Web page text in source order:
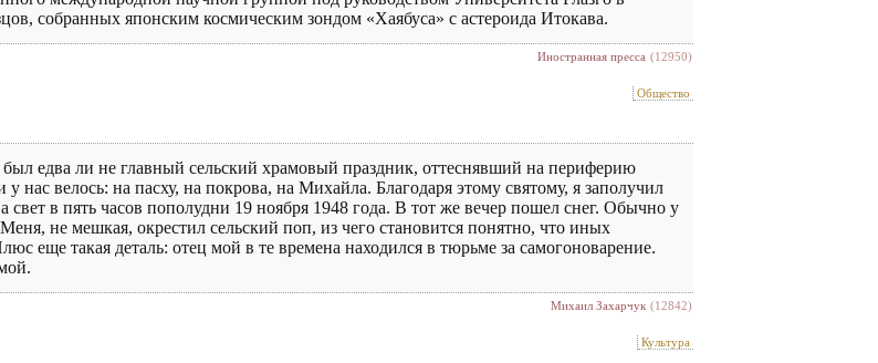
собранных японским космическим зондом «Хаябуса» с астероида Итокава.
Иностранная пресса (12950)
Общество
едва ли не главный сельский храмовый праздник, оттеснявший на периферию
нас велось: на пасху, на покрова, на Михайла. Благодаря этому святому, я заполучил
в пять часов пополудни 19 ноября 1948 года. В тот же вечер пошел снег. Обычно у
не мешкая, окрестил сельский поп, из чего становится понятно, что иных
еще такая деталь: отец мой в те времена находился в тюрьме за самогоноварение.
Михаил Захарчук (12842)
Культура